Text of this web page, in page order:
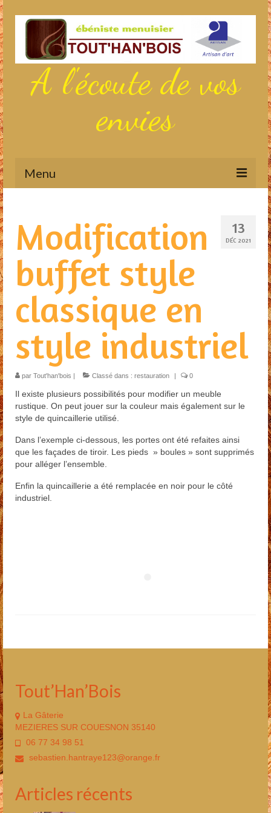
A l'écoute de vos
envies
Menu
Aménagements sur mesure
Restauration
Habillage escalier
Menuiserie extérieure
Contact
Presse
13
DÉC 2021
Modification
buffet style
classique en
style industriel
par Tout'han'bois Classé dans : restauration 0
Il existe plusieurs possibilités pour modifier un meuble
rustique. On peut jouer sur la couleur mais également sur le
style de quincaillerie utilisé.
Dans l’exemple ci-dessous, les portes ont été refaites ainsi
que les façades de tiroir. Les pieds » boules » sont supprimés
pour alléger l’ensemble.
Enfin la quincaillerie a été remplacée en noir pour le côté
industriel.
Tout’Han’Bois
La Gâterie
MEZIERES SUR COUESNON 35140
06 77 34 98 51
sebastien.hantraye123@orange.fr
Articles récents